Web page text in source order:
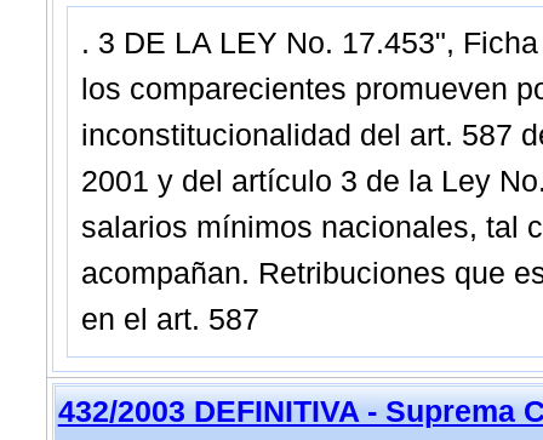
. 3 DE LA LEY No. 17.453",
los comparecientes promueven
inconstitucionalidad del art. 587
2001 y del artículo 3 de la Ley
salarios mínimos nacionales, tal
acompañan. Retribuciones que
en el art. 587
432/2003 DEFINITIVA - Suprema